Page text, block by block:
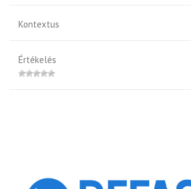
Kontextus
Értékelés